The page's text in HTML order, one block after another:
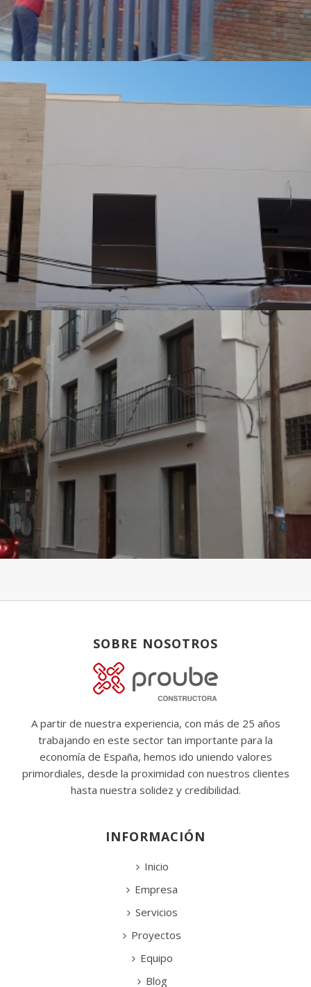
SOBRE NOSOTROS
A partir de nuestra experiencia, con más de 25 años
trabajando en este sector tan importante para la
economía de España, hemos ido uniendo valores
primordiales, desde la proximidad con nuestros clientes
hasta nuestra solidez y credibilidad.
INFORMACIÓN
Inicio
Empresa
Servicios
Proyectos
Equipo
Blog